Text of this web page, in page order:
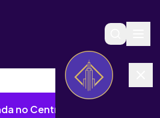
no Centro de Balneário